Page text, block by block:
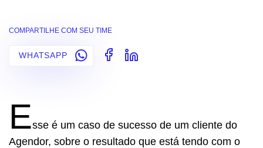
COMPARTILHE COM SEU TIME
WHATSAPP
Esse é um caso de sucesso de um cliente do
Agendor, sobre o resultado que está tendo com o